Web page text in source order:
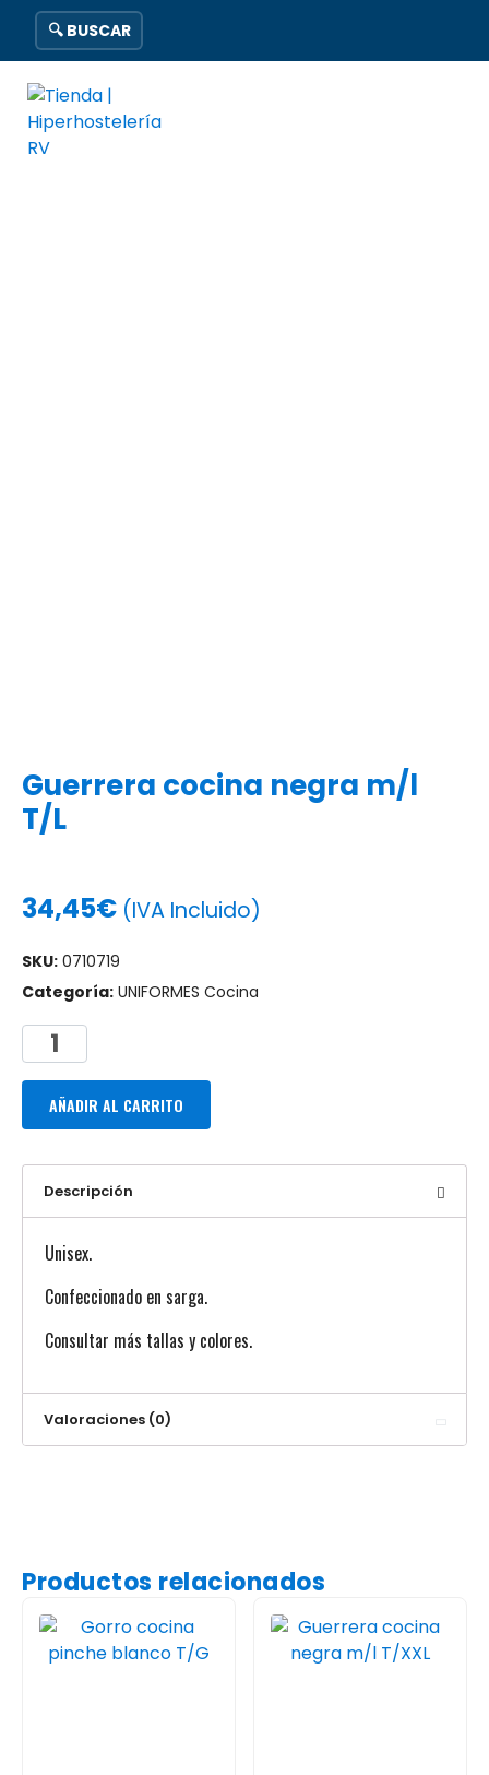
🔍 BUSCAR
Guerrera cocina negra m/l
T/L
34,45€ (IVA Incluido)
SKU: 0710719
Categoría: UNIFORMES Cocina
AÑADIR AL CARRITO
Descripción
Unisex.
Confeccionado en sarga.
Consultar más tallas y colores.
Valoraciones (0)
Productos relacionados